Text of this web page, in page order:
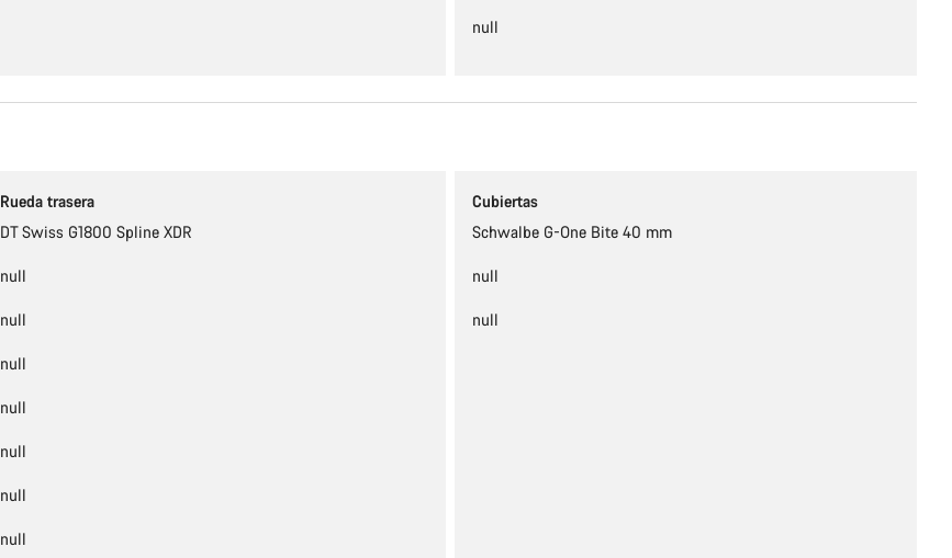
null
Rueda trasera
DT Swiss G1800 Spline XDR
null
null
null
null
null
null
null
Cubiertas
Schwalbe G-One Bite 40 mm
null
null